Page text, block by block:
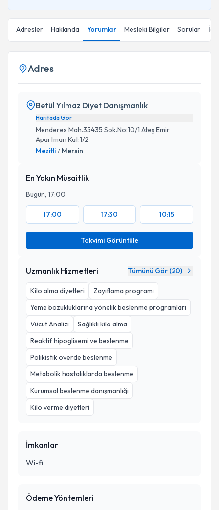
Adresler Hakkında Yorumlar Mesleki Bilgiler Sorular
Adres
Betül Yılmaz Diyet Danışmanlık
Haritada Gör
Menderes Mah.35435 Sok.No:10/1 Ateş Emir
Apartman Kat:1/2
Mezitli / Mersin
En Yakın Müsaitlik
Bugün, 17:00
17:00 17:30 10:15
Takvimi Görüntüle
Uzmanlık Hizmetleri Tümünü Gör (20)
Kilo alma diyetleri
Zayıflama programı
Yeme bozukluklarına yönelik beslenme programları
Vücut Analizi
Sağlıklı kilo alma
Reaktif hipoglisemi ve beslenme
Polikistik overde beslenme
Metabolik hastalıklarda beslenme
Kurumsal beslenme danışmanlığı
Kilo verme diyetleri
İmkanlar
Wi-fi
Ödeme Yöntemleri